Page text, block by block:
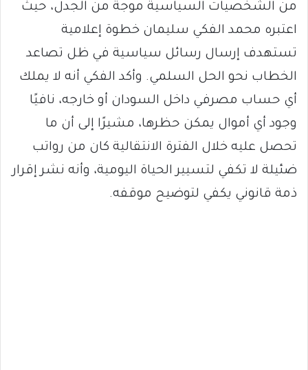
من الشخصيات السياسية موجة من الجدل، حيث
اعتبره محمد الفكي سليمان خطوة إعلامية
تستهدف إرسال رسائل سياسية في ظل تصاعد
الخطاب نحو الحل السلمي. وأكد الفكي أنه لا يملك
أي حساب مصرفي داخل السودان أو خارجه، نافيًا
وجود أي أموال يمكن حظرها، مشيرًا إلى أن ما
تحصل عليه خلال الفترة الانتقالية كان من رواتب
ضئيلة لا تكفي لتسيير الحياة اليومية، وأنه نشر إقرار
ذمة قانوني يكفي لتوضيح موقفه.